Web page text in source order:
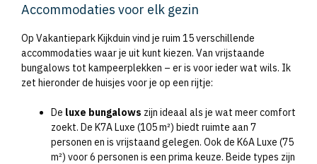
Accommodaties voor elk gezin
Op Vakantiepark Kijkduin vind je ruim 15 verschillende
accommodaties waar je uit kunt kiezen. Van vrijstaande
bungalows tot kampeerplekken – er is voor ieder wat wils. Ik
zet hieronder de huisjes voor je op een rijtje:
De luxe bungalows zijn ideaal als je wat meer comfort
zoekt. De K7A Luxe (105 m²) biedt ruimte aan 7
personen en is vrijstaand gelegen. Ook de K6A Luxe (75
m²) voor 6 personen is een prima keuze. Beide types zijn